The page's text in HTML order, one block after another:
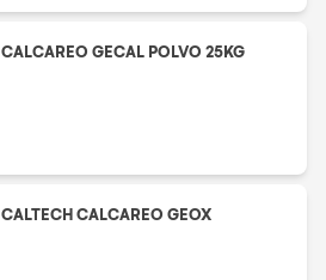
CALCAREO GECAL POLVO 25KG
CALTECH CALCAREO GEOX